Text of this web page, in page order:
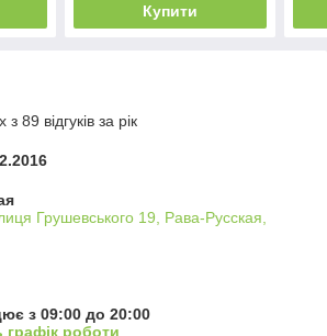
Купити
89 відгуків за рік
Грушевського 19, Рава-Русская,
з 09:00 до 20:00
графік роботи